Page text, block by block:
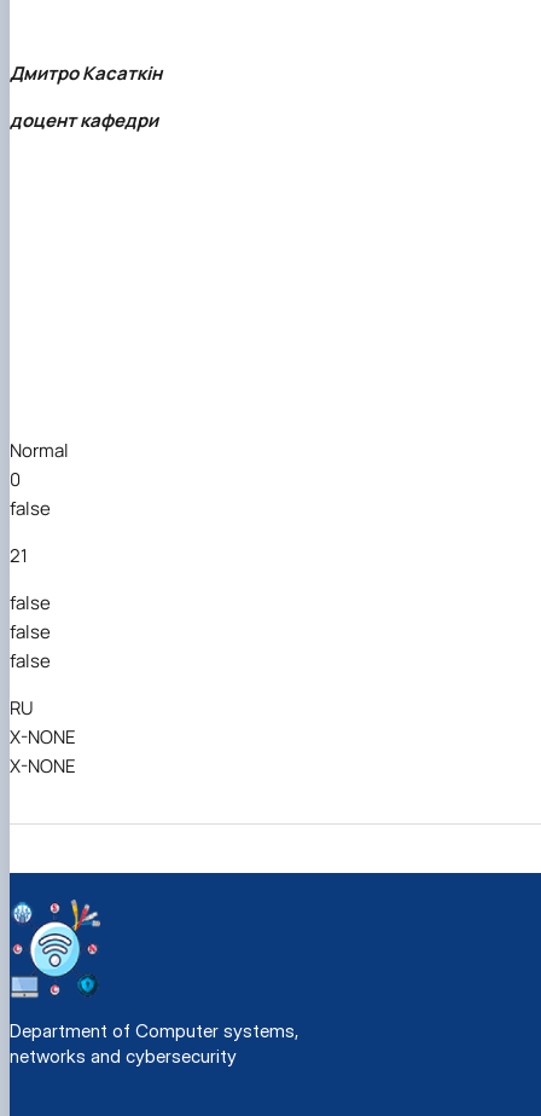
Дмитро Касаткін
доцент кафедри
Normal
0
false
21
false
false
false
RU
X-NONE
X-NONE
Department of Computer systems,
networks and cybersecurity